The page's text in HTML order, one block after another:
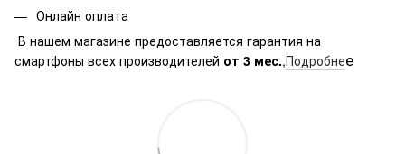
Онлайн оплата
В нашем магазине предоставляется гарантия на
смартфоны всех производителей от 3 мес.,Подробнее